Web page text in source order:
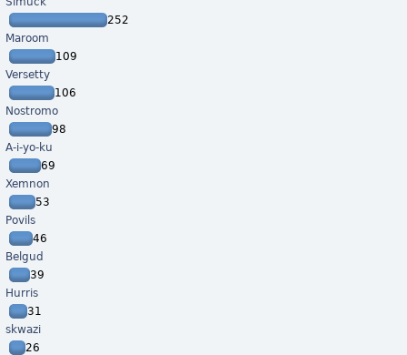
252
Maroom
109
Versetty
106
Nostromo
98
A-i-yo-ku
69
Xemnon
53
Povils
46
Belgud
39
Hurris
31
skwazi
26